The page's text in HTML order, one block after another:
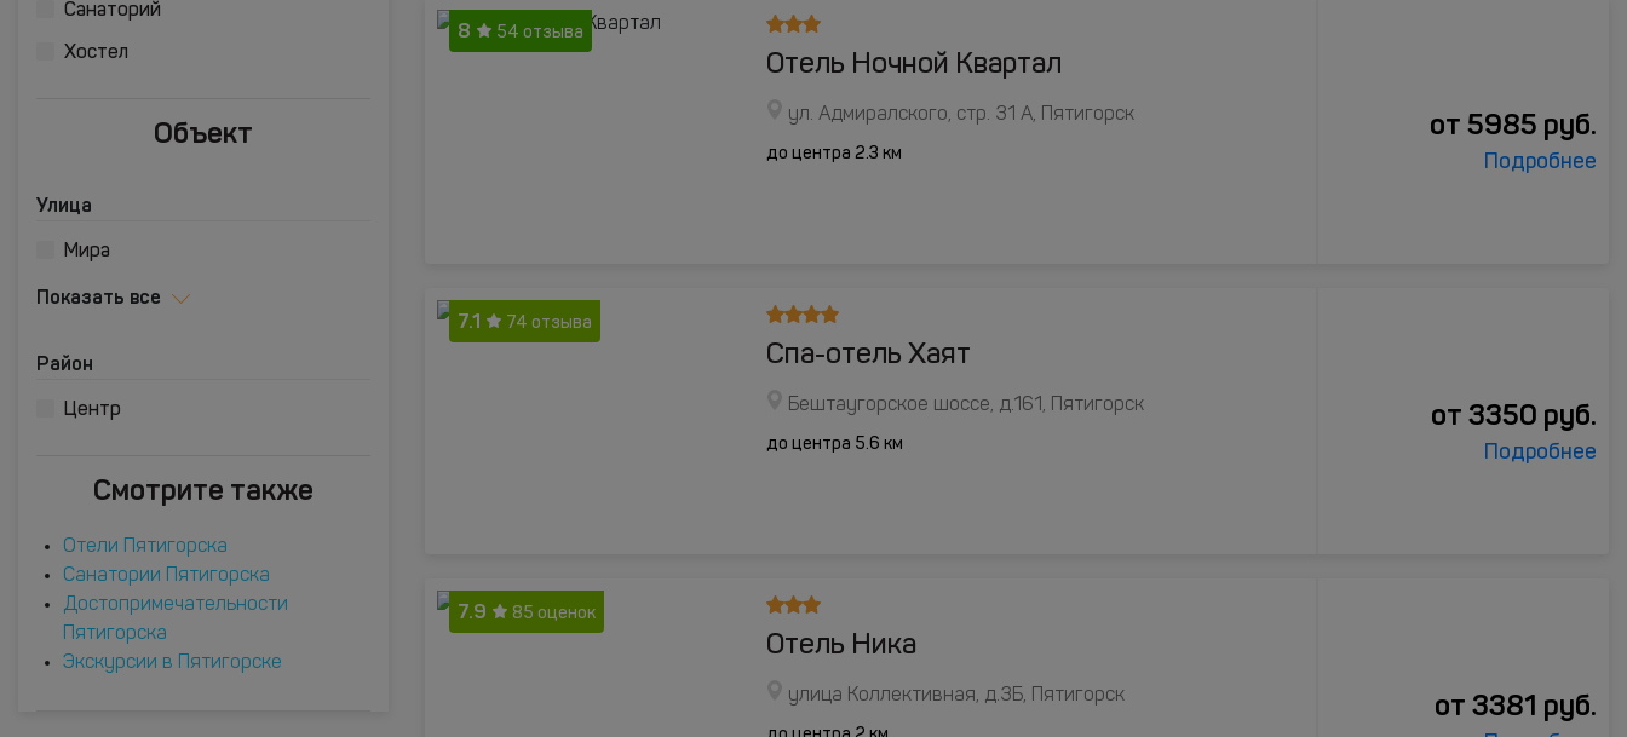
Санаторий
Хостел
Объект
Улица
Мира
Показать все
Район
Центр
Смотрите также
Отели Пятигорска
Санатории Пятигорска
Достопримечательности
Пятигорска
Экскурсии в Пятигорске
8 54 отзыва
Отель Ночной Квартал
ул. Адмиралского, стр. 31 А, Пятигорск
до центра 2.3 км
от 5985 руб.
Подробнее
7.1 74 отзыва
Спа-отель Хаят
Бештаугорское шоссе, д.161, Пятигорск
до центра 5.6 км
от 3350 руб.
Подробнее
7.9 85 оценок
Отель Ника
улица Коллективная, д.3Б, Пятигорск от 3381 руб.